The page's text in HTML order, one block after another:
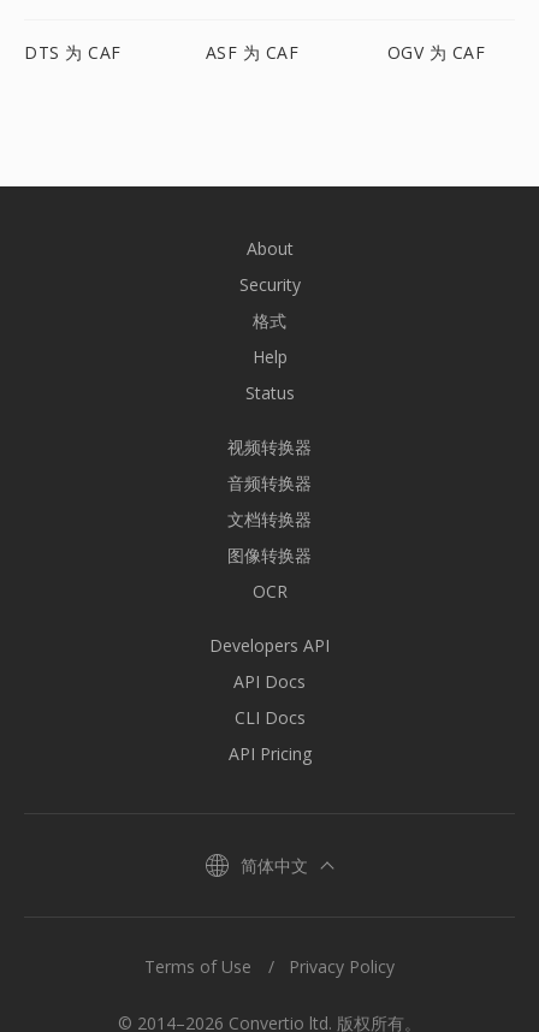
DTS 为 CAF ASF 为 CAF OGV 为 CAF
About
Security
格式
Help
Status
视频转换器
音频转换器
文档转换器
图像转换器
OCR
Developers API
API Docs
CLI Docs
API Pricing
简体中文
© 2014–2026 Convertio ltd. 版权所有。
Terms of Use Privacy Policy